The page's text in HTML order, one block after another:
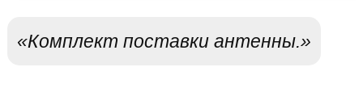
«Комплект поставки антенны.»